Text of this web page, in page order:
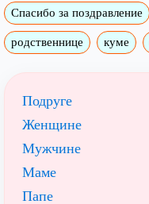
Спасибо за поздравление
родственнице куме
Подруге
Женщине
Мужчине
Маме
Папе